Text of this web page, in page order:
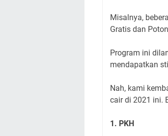
Misalnya,
Gratis dan
Program ini
mendapatkan
Nah, kami
cair di 2021 ini.
1. PKH